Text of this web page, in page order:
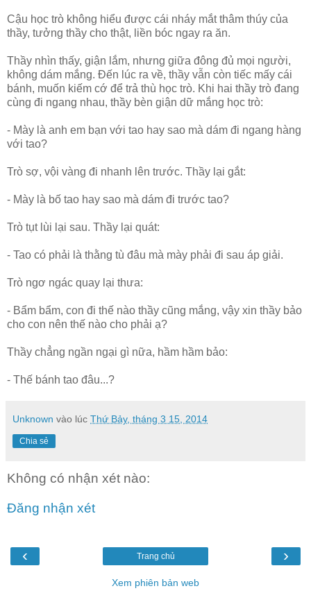
Cậu học trò không hiểu được cái nháy mắt thâm thúy của
thầy, tưởng thầy cho thật, liền bóc ngay ra ăn.
Thầy nhìn thấy, giận lắm, nhưng giữa đông đủ mọi người,
không dám mắng. Ðến lúc ra về, thầy vẫn còn tiếc mấy cái
bánh, muốn kiếm cớ để trả thù học trò. Khi hai thầy trò đang
cùng đi ngang nhau, thầy bèn giận dữ mắng học trò:
- Mày là anh em bạn với tao hay sao mà dám đi ngang hàng
với tao?
Trò sợ, vội vàng đi nhanh lên trước. Thầy lại gắt:
- Mày là bố tao hay sao mà dám đi trước tao?
Trò tụt lùi lại sau. Thầy lại quát:
- Tao có phải là thằng tù đâu mà mày phải đi sau áp giải.
Trò ngơ ngác quay lại thưa:
- Bẩm bẩm, con đi thế nào thầy cũng mắng, vậy xin thầy bảo
cho con nên thế nào cho phải ạ?
Thầy chẳng ngần ngại gì nữa, hầm hầm bảo:
- Thế bánh tao đâu...?
Unknown vào lúc Thứ Bảy, tháng 3 15, 2014
Chia sẻ
Không có nhận xét nào:
Đăng nhận xét
‹ ›
Trang chủ
Xem phiên bản web